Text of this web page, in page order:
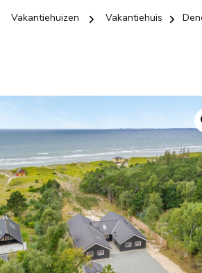
Vakantiehuizen Vakantiehuis